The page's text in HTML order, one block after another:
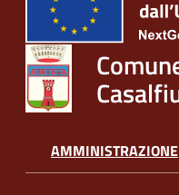
AMMINISTRAZIONE